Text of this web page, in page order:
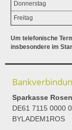
Donnerstag
Freitag
Um telefonische
insbesondere im
Sparkasse
DE61 7115 0000
BYLADEM1ROS